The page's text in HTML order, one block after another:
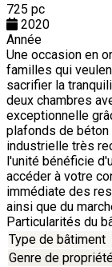
725 pc
2020
Année
Une occasion en
familles qui
sacrifier la
deux chambres
exceptionnelle
plafonds de béton
industrielle très
l'unité bénéficie
accéder à votre
immédiate des
ainsi que du
Particularités du
Type de bâtiment
Genre de